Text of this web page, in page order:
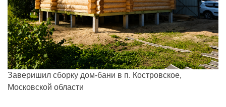
Заверишил сборку дом-бани в п. Костровское,
Московской области